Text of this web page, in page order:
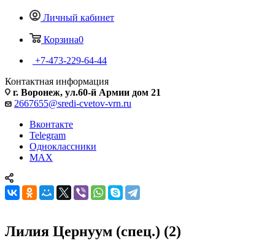
Личный кабинет
Корзина0
+7-473-229-64-44
Контактная информация
г. Воронеж, ул.60-й Армии дом 21
2667655@sredi-cvetov-vrn.ru
Вконтакте
Telegram
Одноклассники
MAX
Лилия Цернуум (спец.) (2)